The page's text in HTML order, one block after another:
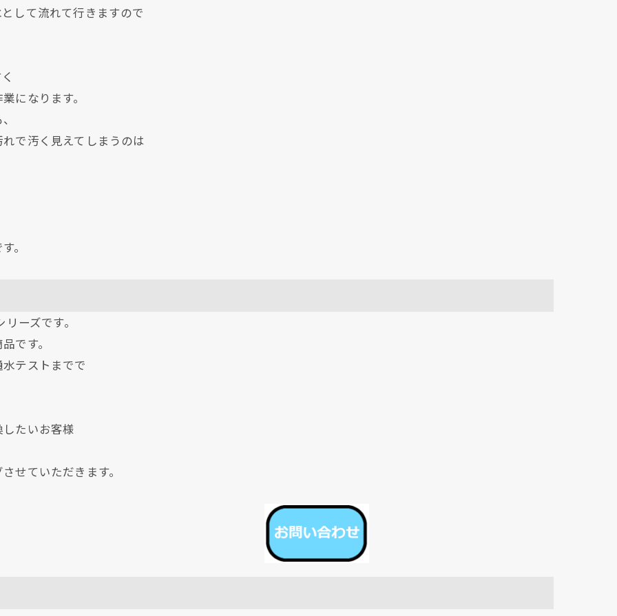
して流れて行きますので
になります。
で汚く見えてしまうのは
。
ーズです。
です。
テストまでで
たいお客様
せていただきます。